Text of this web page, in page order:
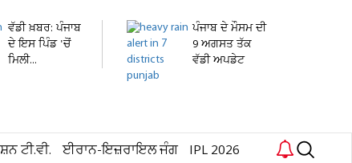
ਵੱਡੀ ਖ਼ਬਰ: ਪੰਜਾਬ
ਦੇ ਇਸ ਪਿੰਡ 'ਚੋਂ
ਮਿਲੀ...
ਪੰਜਾਬ ਦੇ ਮੌਸਮ ਦੀ
9 ਅਗਸਤ ਤੱਕ
ਵੱਡੀ ਅਪਡੇਟ
ਟੀ.ਵੀ. ਈਰਾਨ-ਇਜ਼ਰਾਇਲ ਜੰਗ IPL 2026